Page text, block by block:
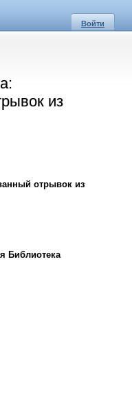
Войти
из
отрывок из
Библиотека